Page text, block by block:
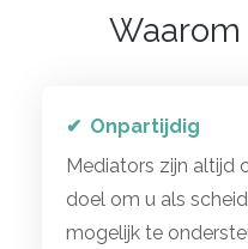
Waarom
Onpartijdig
Mediators zijn altijd
doel om u als
mogelijk te